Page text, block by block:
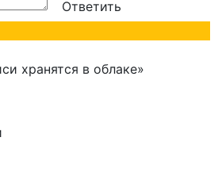
Ответить
хранятся в облаке»